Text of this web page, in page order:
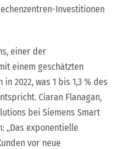
Investitionen
einer der
einem geschätzten
2022, was 1 bis 1,3 % des
Ciaran Flanagan,
bei Siemens Smart
„Das exponentielle
vor neue